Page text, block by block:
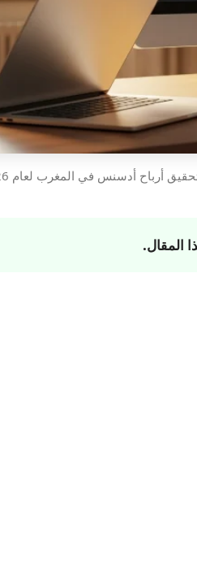
أرباح أدسنس في المغرب لعام 2026.
المقال.